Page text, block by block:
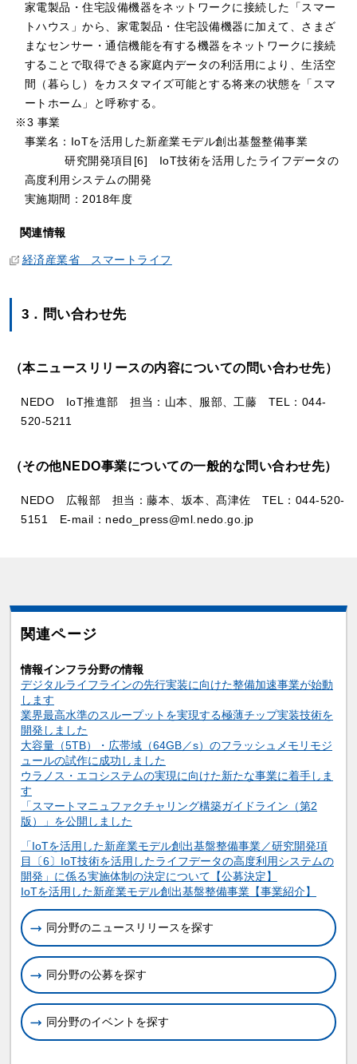
家電製品・住宅設備機器をネットワークに接続した「スマー
トハウス」から、家電製品・住宅設備機器に加えて、さまざ
まなセンサー・通信機能を有する機器をネットワークに接続
することで取得できる家庭内データの利活用により、生活空
間（暮らし）をカスタマイズ可能とする将来の状態を「スマ
ートホーム」と呼称する。
※3 事業
事業名：IoTを活用した新産業モデル創出基盤整備事業
研究開発項目[6] IoT技術を活用したライフデータの
高度利用システムの開発
実施期間：2018年度
関連情報
経済産業省 スマートライフ
3．問い合わせ先
（本ニュースリリースの内容についての問い合わせ先）
NEDO IoT推進部 担当：山本、服部、工藤 TEL：044-
520-5211
（その他NEDO事業についての一般的な問い合わせ先）
NEDO 広報部 担当：藤本、坂本、髙津佐 TEL：044-520-
5151 E-mail：nedo_press@ml.nedo.go.jp
関連ページ
情報インフラ分野の情報
デジタルライフラインの先行実装に向けた整備加速事業が始動
します
業界最高水準のスループットを実現する極薄チップ実装技術を
開発しました
大容量（5TB）・広帯域（64GB／s）のフラッシュメモリモジ
ュールの試作に成功しました
ウラノス・エコシステムの実現に向けた新たな事業に着手しま
す
「スマートマニュファクチャリング構築ガイドライン（第2
版）」を公開しました
関連情報
「IoTを活用した新産業モデル創出基盤整備事業／研究開発項
目〔6〕IoT技術を活用したライフデータの高度利用システムの
開発」に係る実施体制の決定について【公募決定】
IoTを活用した新産業モデル創出基盤整備事業【事業紹介】
同分野のニュースリリースを探す
同分野の公募を探す
同分野のイベントを探す